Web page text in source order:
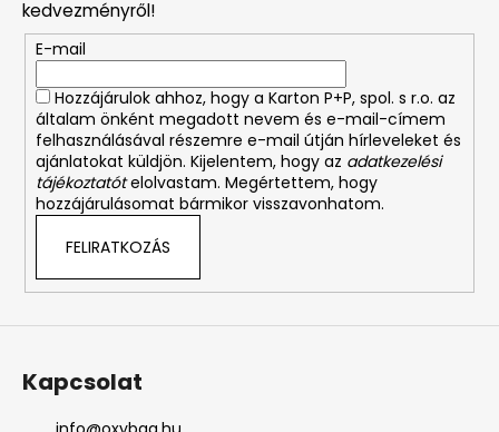
kedvezményről!
E-mail
Hozzájárulok ahhoz, hogy a Karton P+P, spol. s r.o. az
általam önként megadott nevem és e-mail-címem
felhasználásával részemre e-mail útján hírleveleket és
ajánlatokat küldjön. Kijelentem, hogy az adatkezelési
tájékoztatótelolvastam. Megértettem, hogy
hozzájárulásomat bármikor visszavonhatom.
FELIRATKOZÁS
Kapcsolat